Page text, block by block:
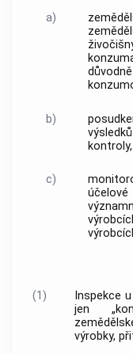
a)
b)
kontroly,
c)
(1)
Inspekce
jen
výrobky,